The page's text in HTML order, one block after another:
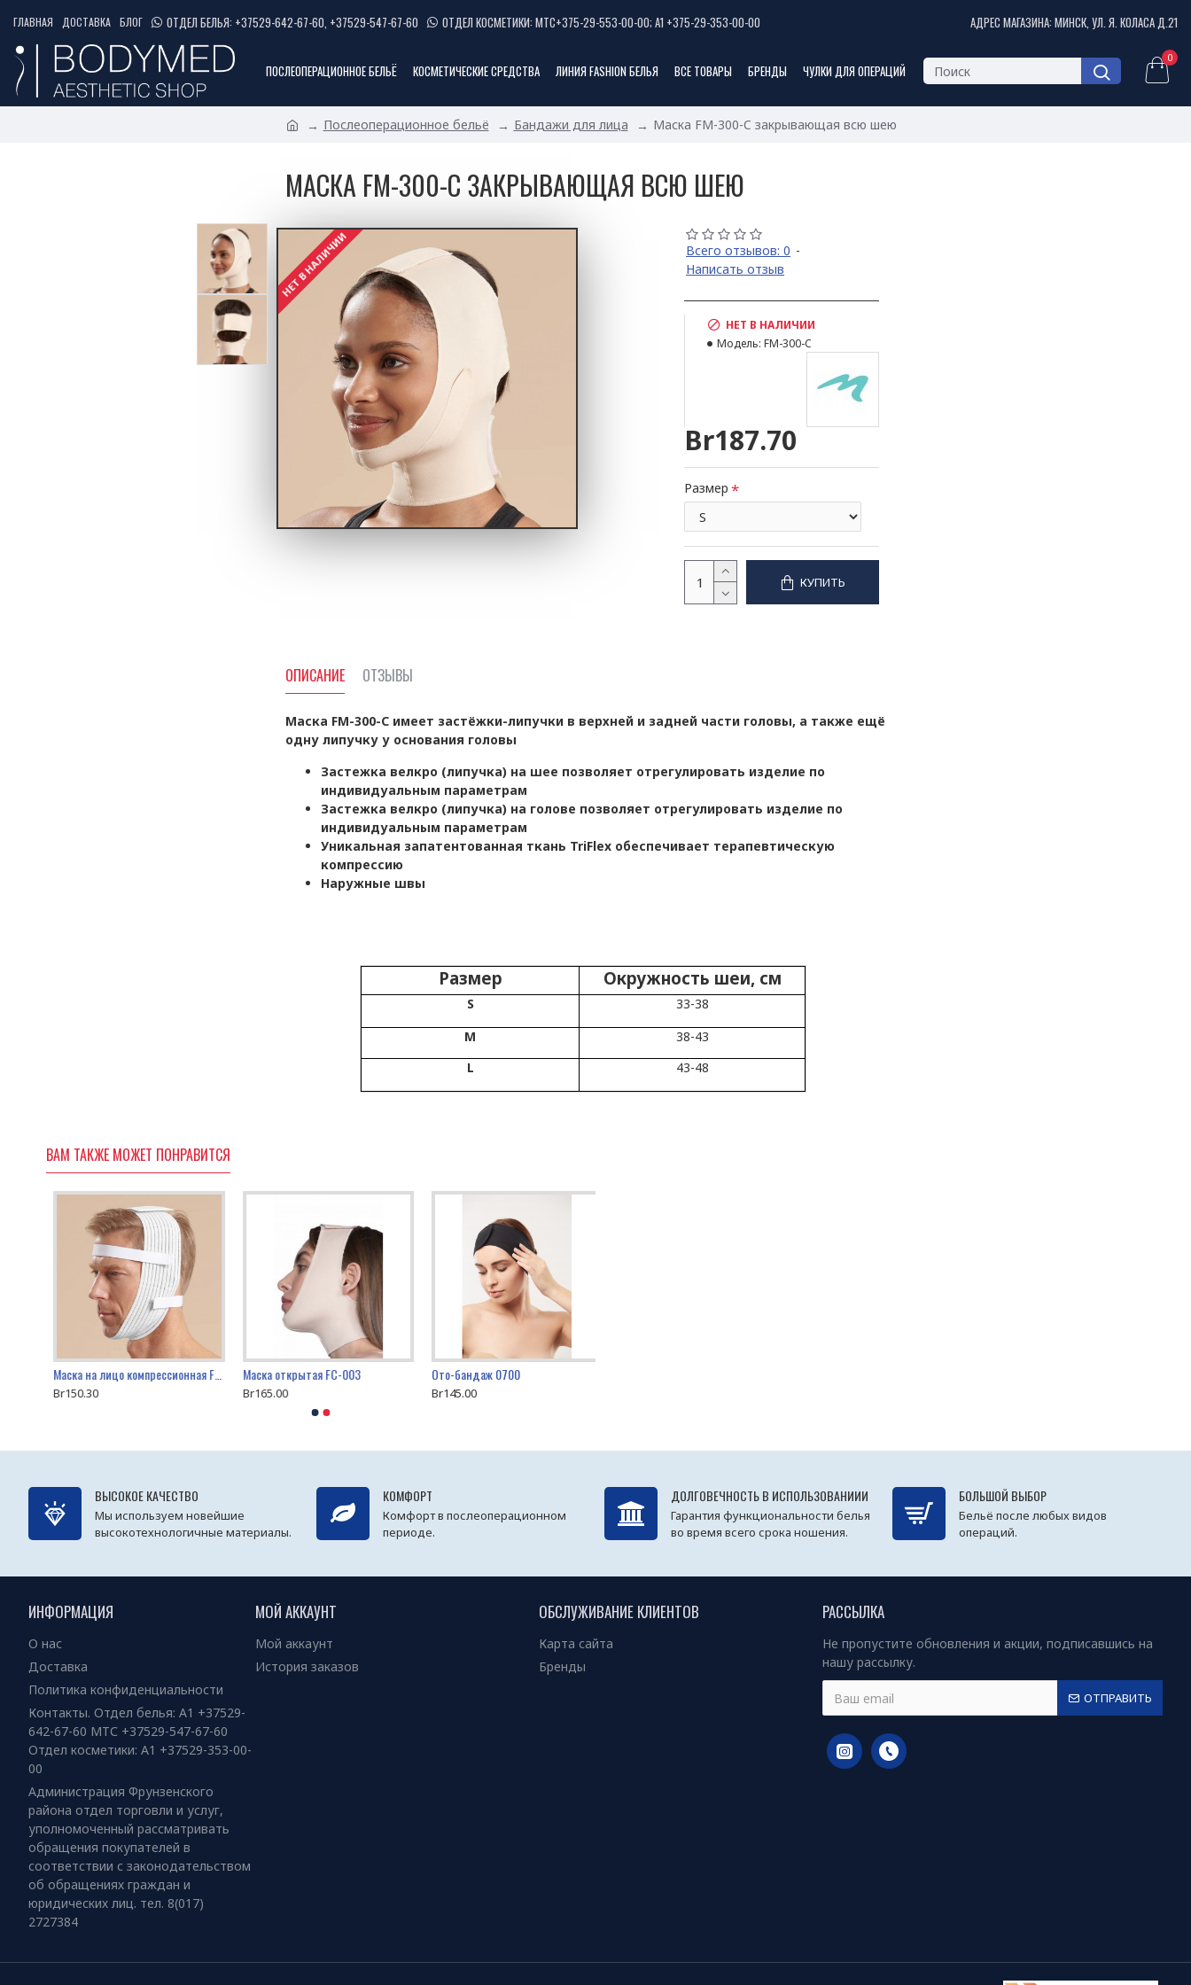
ГЛАВНАЯ ДОСТАВКА БЛОГ ОТДЕЛ БЕЛЬЯ: +37529-642-67-60, +37529-547-67-60 ОТДЕЛ КОСМЕТИКИ: МТС+375-29-553-00-00; А1 +375-29-353-00-00 АДРЕС МАГАЗИНА: МИНСК, УЛ. Я. КОЛАСА Д.21
ПОСЛЕОПЕРАЦИОННОЕ БЕЛЬЁ КОСМЕТИЧЕСКИЕ СРЕДСТВА ЛИНИЯ FASHION БЕЛЬЯ ВСЕ ТОВАРЫ БРЕНДЫ ЧУЛКИ ДЛЯ ОПЕРАЦИЙ
0
Послеоперационное бельё Бандажи для лица Маска FM-300-C закрывающая всю шею
МАСКА FM-300-C ЗАКРЫВАЮЩАЯ ВСЮ ШЕЮ
НЕТ В НАЛИЧИИ Всего отзывов: 0 -
Написать отзыв
Br187.70
НЕТ В НАЛИЧИИ
Модель: FM-300-C
Размер
КУПИТЬ
ОПИСАНИЕ ОТЗЫВЫ
Маска FM-300-C имеет застёжки-липучки в верхней и задней части головы, а также ещё
одну липучку у основания головы
Застежка велкро (липучка) на шее позволяет отрегулировать изделие по
индивидуальным параметрам
Застежка велкро (липучка) на голове позволяет отрегулировать изделие по
индивидуальным параметрам
Уникальная запатентованная ткань TriFlex обеспечивает терапевтическую
компрессию
Наружные швы
Размер Окружность шеи, см
S
33-38
M
38-43
L
43-48
ВАМ ТАКЖЕ МОЖЕТ ПОНРАВИТСЯ
Маска на лицо компрессионная FM-410
Br150.30
Маска открытая FC-003
Br165.00
Ото-бандаж 0700
Br145.00
ВЫСОКОЕ КАЧЕСТВО
Мы используем новейшие
высокотехнологичные материалы.
КОМФОРТ
Комфорт в послеоперационном
периоде.
ДОЛГОВЕЧНОСТЬ В ИСПОЛЬЗОВАНИИИ
Гарантия функциональности белья
во время всего срока ношения.
БОЛЬШОЙ ВЫБОР
Бельё после любых видов
операций.
ИНФОРМАЦИЯ
О нас
Доставка
Политика конфиденциальности
Контакты. Отдел белья: А1 +37529-
642-67-60 МТС +37529-547-67-60
Отдел косметики: А1 +37529-353-00-
00
Администрация Фрунзенского
района отдел торговли и услуг,
уполномоченный рассматривать
обращения покупателей в
соответствии с законодательством
об обращениях граждан и
юридических лиц. тел. 8(017)
2727384
МОЙ АККАУНТ
Мой аккаунт
История заказов
ОБСЛУЖИВАНИЕ КЛИЕНТОВ
Карта сайта
Бренды
РАССЫЛКА
Не пропустите обновления и акции, подписавшись на
нашу рассылку.
ОТПРАВИТЬ